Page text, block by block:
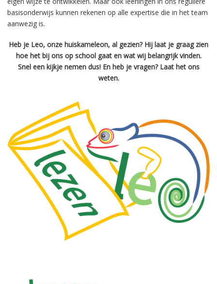
basisonderwijs kunnen rekenen op alle expertise die in het team
aanwezig is.
Heb je Leo, onze huiskameleon, al gezien? Hij laat je graag zien
hoe het bij ons op school gaat en wat wij belangrijk vinden.
Snel een kijkje nemen dus! En heb je vragen? Laat het ons
weten.